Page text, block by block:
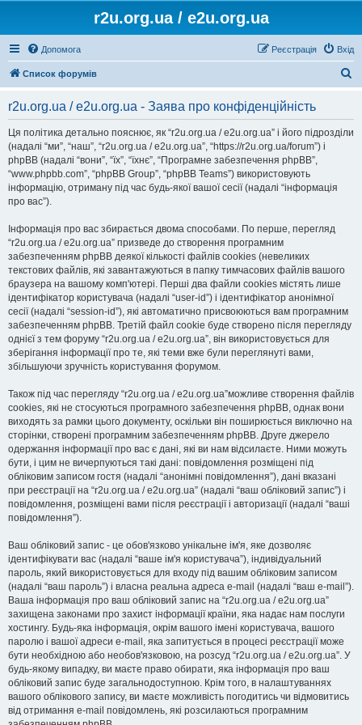
r2u.org.ua / e2u.org.ua
Допомога Вхід
Реєстрація
Список форумів
r2u.org.ua / e2u.org.ua - Заява про конфіденційність
Ця політика детально пояснює, як “r2u.org.ua / e2u.org.ua” і його підрозділи
(надалі “ми”, “наш”, “r2u.org.ua / e2u.org.ua”, “https://r2u.org.ua/forum”) і
phpBB (надалі “вони”, “їх”, “їхнє”, “Програмне забезпечення phpBB”,
“www.phpbb.com”, “phpBB Group”, “phpBB Teams”) використовують
інформацію, отриману під час будь-якої вашої сесії (надалі “інформація
про вас”).
Інформація про вас збирається двома способами. По перше, перегляд
“r2u.org.ua / e2u.org.ua” призведе до створення програмним
забезпеченням phpBB деякої кількості файлів cookies (невеликих
текстових файлів, які завантажуються в папку тимчасових файлів вашого
браузера на вашому комп'ютері. Перші два файли cookies містять лише
ідентифікатор користувача (надалі “user-id”) і ідентифікатор анонімної
сесії (надалі “session-id”), які автоматично присвоюються вам програмним
забезпеченням phpBB. Третій файл cookie буде створено після перегляду
однієї з тем форуму “r2u.org.ua / e2u.org.ua”, він використовується для
зберігання інформації про те, які теми вже були переглянуті вами,
збільшуючи зручність користування форумом.
Також під час перегляду “r2u.org.ua / e2u.org.ua”можливе створення файлів
cookies, які не стосуються програмного забезпечення phpBB, однак вони
виходять за рамки цього документу, оскільки він поширюється виключно на
сторінки, створені програмним забезпеченням phpBB. Друге джерело
одержання інформації про вас є дані, які ви нам відсилаєте. Ними можуть
бути, і цим не вичерпуються такі дані: повідомлення розміщені під
обліковим записом гостя (надалі “анонімні повідомлення”), дані вказані
при реєстрації на “r2u.org.ua / e2u.org.ua” (надалі “ваш обліковий запис”) і
повідомлення, розміщені вами після реєстрації і авторизації (надалі “ваші
повідомлення”).
Ваш обліковий запис - це обов'язково унікальне ім'я, яке дозволяє
ідентифікувати вас (надалі “ваше ім'я користувача”), індивідуальний
пароль, який використовується для входу під вашим обліковим записом
(надалі “ваш пароль”) і власна реальна адреса e-mail (надалі “ваш e-mail”).
Ваша інформація про ваш обліковий запис на “r2u.org.ua / e2u.org.ua”
захищена законами про захист інформації країни, яка надає нам послуги
хостингу. Будь-яка інформація, окрім вашого імені користувача, вашого
паролю і вашої адреси e-mail, яка запитується в процесі реєстрації може
бути необхідною або необов'язковою, на розсуд “r2u.org.ua / e2u.org.ua”. У
будь-якому випадку, ви маєте право обирати, яка інформація про ваш
обліковий запис буде загальнодоступною. Крім того, в налаштуваннях
вашого облікового запису, ви маєте можливість погодитись чи відмовитись
від отримання e-mail повідомлень, які розсилаються програмним